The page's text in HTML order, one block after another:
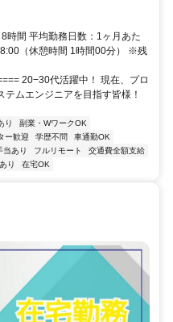
時間 平均勤務日数：1ヶ月あた
（休憩時間 1時間00分） ※残
20−30代活躍中！ 現在、プロ
ムエンジニアを目指す皆様！
り
副業・WワークOK
ー歓迎 学歴不問
車通勤OK
当あり フルリモート
交通費全額支給
り 在宅OK